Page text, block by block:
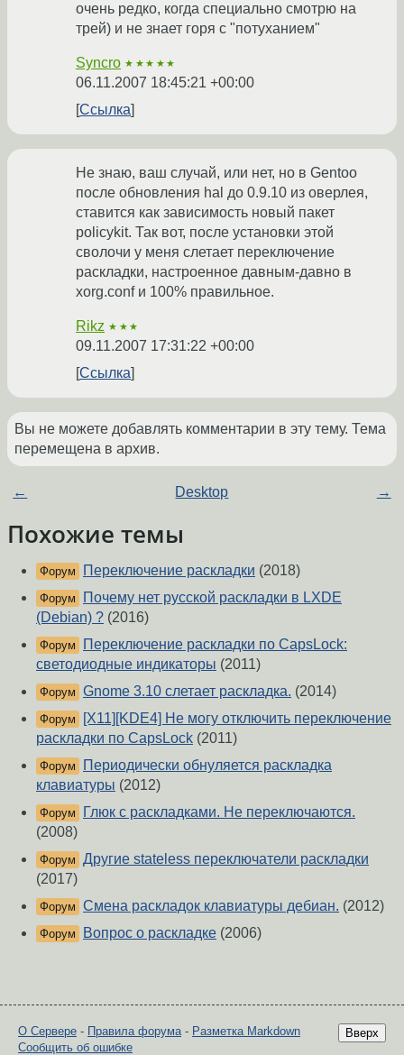
очень редко, когда специально смотрю на
трей) и не знает горя с "потуханием"
Syncro ★★★★★
06.11.2007 18:45:21 +00:00
Ссылка
Не знаю, ваш случай, или нет, но в Gentoo
после обновления hal до 0.9.10 из оверлея,
ставится как зависимость новый пакет
policykit. Так вот, после установки этой
сволочи у меня слетает переключение
раскладки, настроенное давным-давно в
xorg.conf и 100% правильное.
Rikz ★★★
09.11.2007 17:31:22 +00:00
Ссылка
Вы не можете добавлять комментарии в эту тему. Тема
перемещена в архив.
← Desktop →
Похожие темы
Форум Переключение раскладки (2018)
Форум
Почему нет русской раскладки в LXDE
(Debian) ? (2016)
Форум
Переключение раскладки по CapsLock:
светодиодные индикаторы (2011)
Форум Gnome 3.10 слетает раскладка. (2014)
Форум
[X11][KDE4] Не могу отключить переключение
раскладки по CapsLock (2011)
Форум
Периодически обнуляется раскладка
клавиатуры (2012)
Форум
Глюк с раскладками. Не переключаются.
(2008)
Форум Другие stateless переключатели раскладки
(2017)
Форум Смена раскладок клавиатуры дебиан. (2012)
Форум Вопрос о раскладке (2006)
Вверх
О Сервере - Правила форума- Разметка Markdown
Сообщить об ошибке